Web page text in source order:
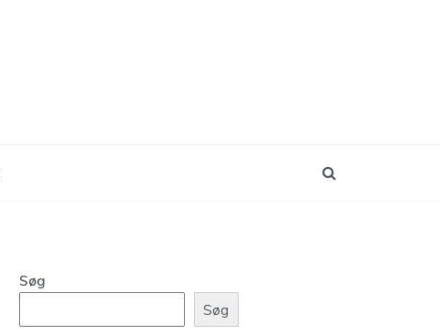
Søg
Søg